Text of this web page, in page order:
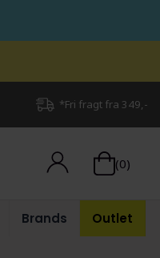
*Fri fragt fra 349,-
(0)
Brands Outlet